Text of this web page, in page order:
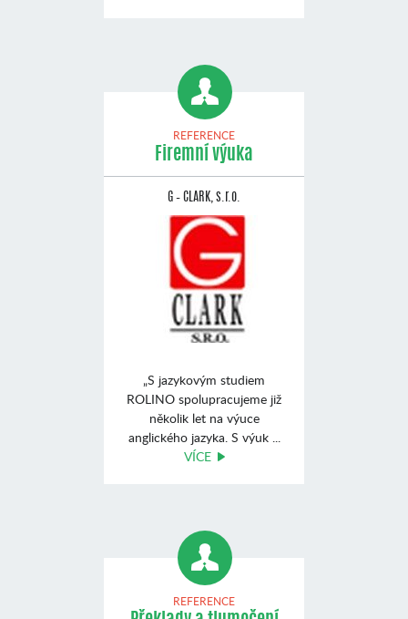
REFERENCE
Firemní výuka
G – CLARK, s.r.o.
„S jazykovým studiem
ROLINO spolupracujeme již
několik let na výuce
anglického jazyka. S výuk ...
VÍCE
REFERENCE